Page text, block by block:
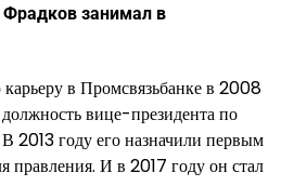
занимал в
в Промсвязьбанке в 2008
вице-президента по
2013 году его назначили первым
правления. И в 2017 году он стал